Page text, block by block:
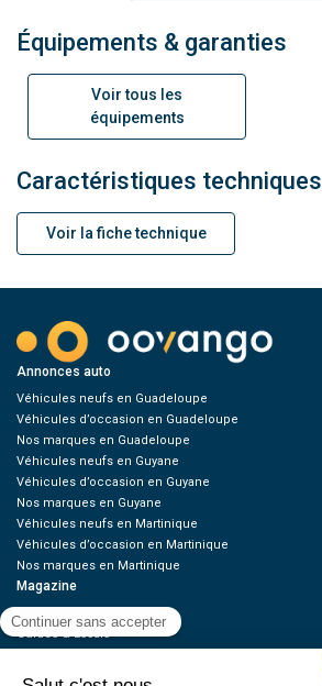
Équipements & garanties
Voir tous les
équipements
Caractéristiques techniques
Voir la fiche technique
Annonces auto
Véhicules neufs en Guadeloupe
Véhicules d’occasion en Guadeloupe
Nos marques en Guadeloupe
Véhicules neufs en Guyane
Véhicules d’occasion en Guyane
Nos marques en Guyane
Véhicules neufs en Martinique
Véhicules d’occasion en Martinique
Nos marques en Martinique
Magazine